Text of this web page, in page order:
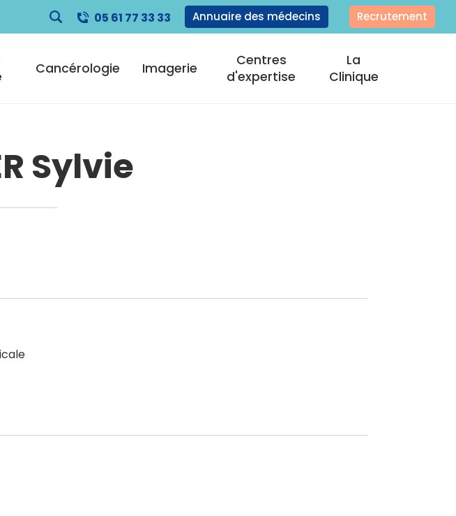
05 61 77 33 33 Annuaire des médecins Recrutement
Cancérologie Imagerie
Centres
d'expertise
La
Clinique
Sylvie